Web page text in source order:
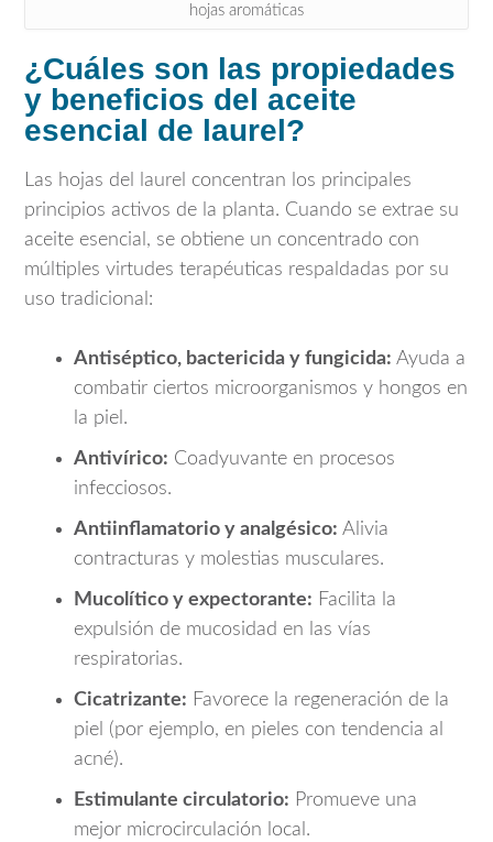
hojas aromáticas
¿Cuáles son las propiedades
y beneficios del aceite
esencial de laurel?
Las hojas del laurel concentran los principales
principios activos de la planta. Cuando se extrae su
aceite esencial, se obtiene un concentrado con
múltiples virtudes terapéuticas respaldadas por su
uso tradicional:
Antiséptico, bactericida y fungicida: Ayuda a
combatir ciertos microorganismos y hongos en
la piel.
Antivírico: Coadyuvante en procesos
infecciosos.
Antiinflamatorio y analgésico: Alivia
contracturas y molestias musculares.
Mucolítico y expectorante: Facilita la
expulsión de mucosidad en las vías
respiratorias.
Cicatrizante: Favorece la regeneración de la
piel (por ejemplo, en pieles con tendencia al
acné).
Estimulante circulatorio: Promueve una
mejor microcirculación local.